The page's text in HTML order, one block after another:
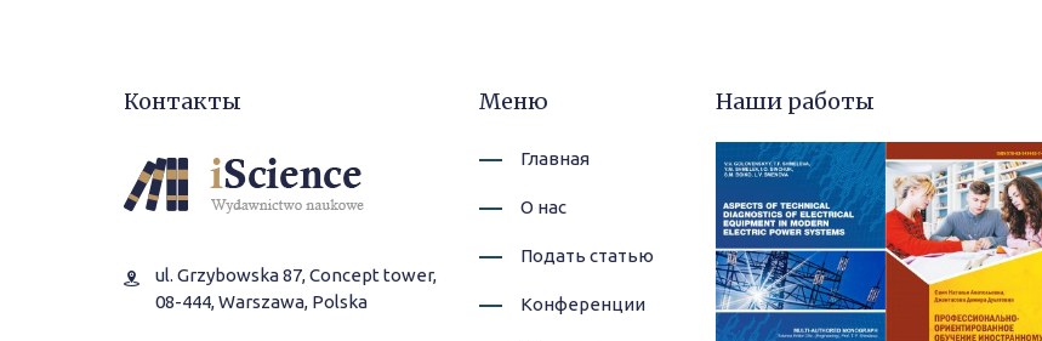
Контакты
ul. Grzybowska 87, Concept tower,
08-444, Warszawa, Polska
Меню
Главная
О нас
Подать статью
Конференции
Наши работы